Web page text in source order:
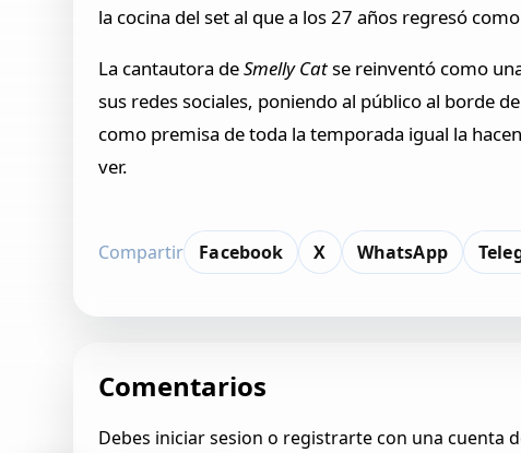
la cocina del set al que a los 27 años regresó
La cantautora deSmelly Catse reinventó como
sus redes sociales, poniendo al público al borde
como premisa de toda la temporada igual la
ver.
Compartir Facebook X WhatsApp
Comentarios
Debes iniciar sesion o registrarte con una cuenta